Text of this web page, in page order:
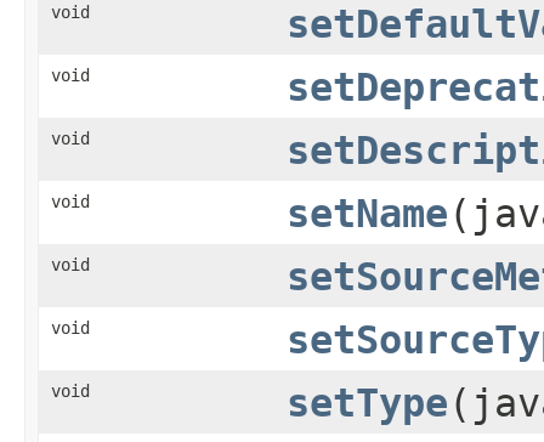
void
void
void
void setName
void
void
void setType